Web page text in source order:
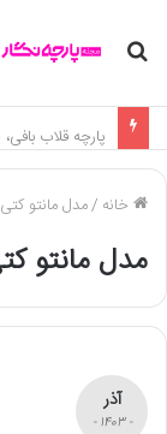
جستجو
پارچه قلاب
خانه /مدل مانتو کتی
مدل مانتو
آذر
- 1403 -